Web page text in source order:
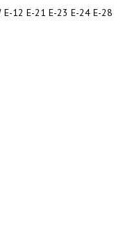
E-12 E-21 E-23 E-24 E-